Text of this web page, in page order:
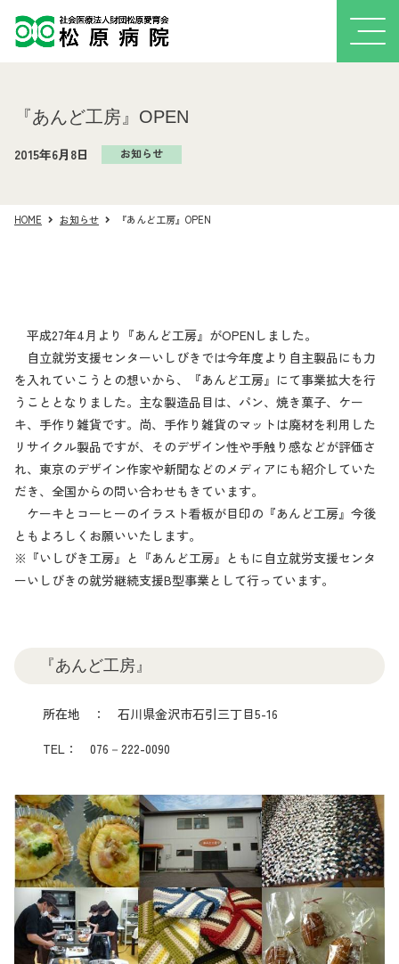
『あんど工房』OPEN
2015年6月8日 お知らせ
HOME お知らせ 『あんど工房』OPEN
平成27年4月より『あんど工房』がOPENしました。
自立就労支援センターいしびきでは今年度より自主製品にも力
を入れていこうとの想いから、『あんど工房』にて事業拡大を行
うこととなりました。 主な製造品目は、パン、焼き菓子、ケー
キ、手作り雑貨です。尚、手作り雑貨のマットは廃材を利用した
リサイクル製品ですが、そのデザイン性や手触り感などが評価さ
れ、東京のデザイン作家や新聞などのメディアにも紹介していた
だき、全国からの問い合わせもきています。
ケーキとコーヒーのイラスト看板が目印の『あんど工房』今後
ともよろしくお願いいたします。
※『いしびき工房』と『あんど工房』ともに自立就労支援センタ
ーいしびきの就労継続支援B型事業として行っています。
『あんど工房』
所在地 ： 石川県金沢市石引三丁目5-16
TEL： 076－222-0090